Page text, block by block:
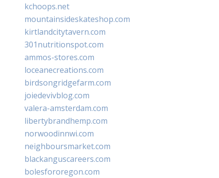
kchoops.net
mountainsideskateshop.com
kirtlandcitytavern.com
301nutritionspot.com
ammos-stores.com
loceanecreations.com
birdsongridgefarm.com
joiedevivblog.com
valera-amsterdam.com
libertybrandhemp.com
norwoodinnwi.com
neighboursmarket.com
blackanguscareers.com
bolesfororegon.com